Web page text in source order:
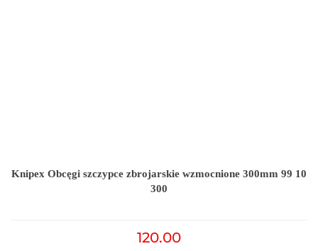
Knipex Obcęgi szczypce zbrojarskie wzmocnione 300mm 99 10
300
120.00